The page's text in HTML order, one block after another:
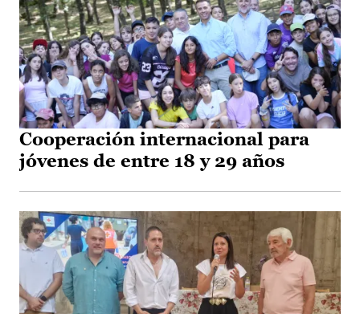
Cooperación internacional para
jóvenes de entre 18 y 29 años